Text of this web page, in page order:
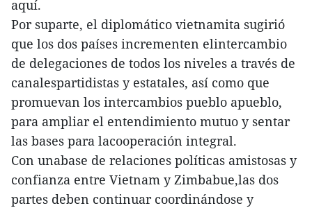
aquí.
Por suparte, el diplomático vietnamita sugirió
que los dos países incrementen elintercambio
de delegaciones de todos los niveles a través de
canalespartidistas y estatales, así como que
promuevan los intercambios pueblo apueblo,
para ampliar el entendimiento mutuo y sentar
las bases para lacooperación integral.
Con unabase de relaciones políticas amistosas y
confianza entre Vietnam y Zimbabue,las dos
partes deben continuar coordinándose y